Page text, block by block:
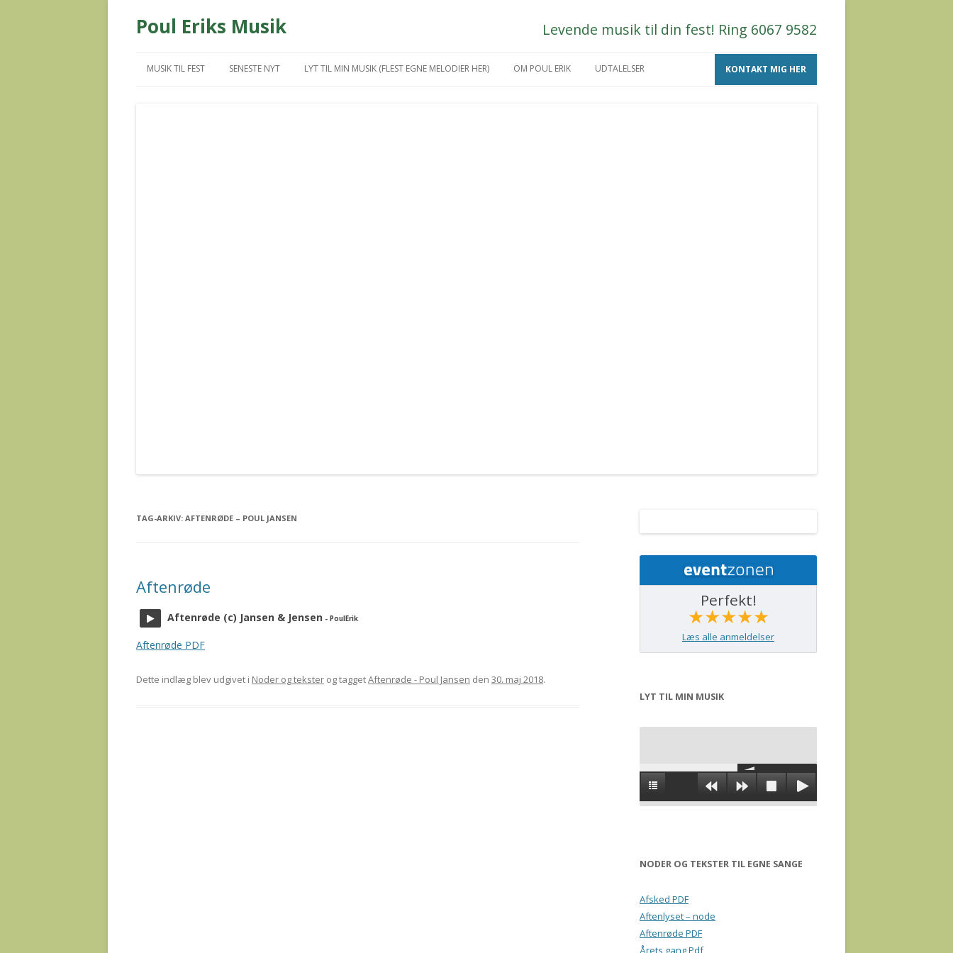
Poul Eriks Musik Levende musik til din fest! Ring 6067 9582
til
indhold
MUSIK TIL FEST SENESTE NYT LYT TIL MIN MUSIK (FLEST EGNE MELODIER HER) OM POUL ERIK UDTALELSER KONTAKT MIG HER
TAG-ARKIV: AFTENRØDE – POUL JANSEN
Aftenrøde
Aftenrøde (c) Jansen & Jensen - PoulErik
Aftenrøde PDF
Dette indlæg blev udgivet i Noder og tekster og taggetAftenrøde - Poul Jansen den 30. maj 2018.
Perfekt!
★★★★★
Læs alle anmeldelser
LYT TIL MIN MUSIK
NODER OG TEKSTER TIL EGNE SANGE
Afsked PDF
Aftenlyset – node
Aftenrøde PDF
Årets gang Pdf